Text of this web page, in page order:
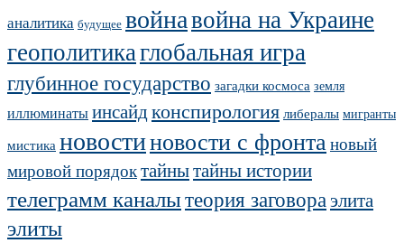
аналитика будущее войнавойна на Украине
геополитикаглобальная игра
глубинное государство загадки космоса земля
иллюминатыинсайдконспирология либералы мигранты
мистика новостиновости с фронта новый
мировой порядоктайнытайны истории
телеграмм каналытеория заговора элита
элиты